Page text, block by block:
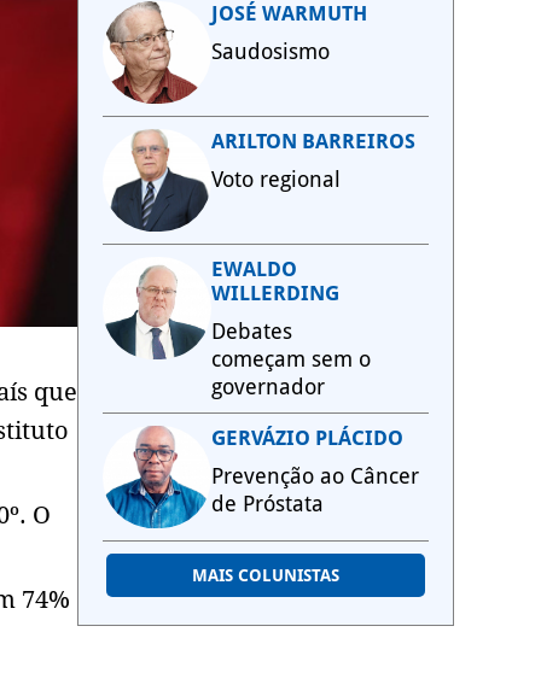
que
O
74%
JOSÉ WARMUTH
Saudosismo
ARILTON BARREIROS
Voto regional
EWALDO
WILLERDING
Debates
começam sem o
governador
GERVÁZIO PLÁCIDO
Prevenção ao Câncer
de Próstata
MAIS COLUNISTAS